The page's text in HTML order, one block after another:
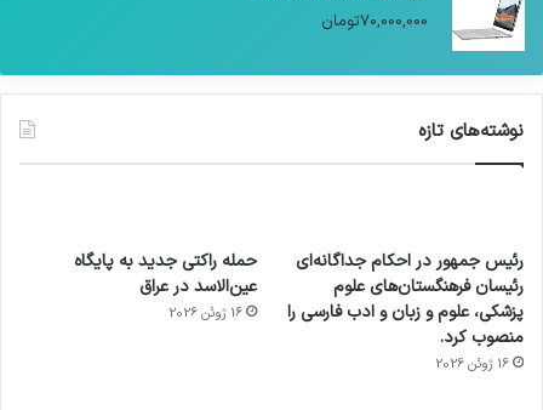
70,000,000تومان
نوشته‌های تازه
رئیس جمهور در احکام جداگانه‌ای
رئیسان فرهنگستان‌های علوم
پزشکی، علوم و زبان و ادب فارسی را
منصوب کرد.
16 ژوئن 2026
حمله راکتی جدید به پایگاه
عین‌الاسد در عراق
16 ژوئن 2026